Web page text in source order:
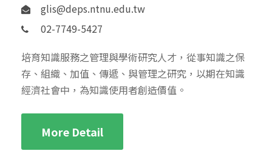
glis@deps.ntnu.edu.tw
02-7749-5427
培育知識服務之管理與學術研究人才，從事知識之保
存、組織、加值、傳遞、與管理之研究，以期在知識
經濟社會中，為知識使用者創造價值。
More Detail